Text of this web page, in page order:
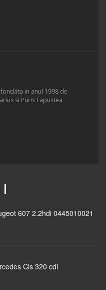
fondata in anul 1998 de
si Puris Lapustea
607 2.2hdi 0445010021
Cls 320 cdi